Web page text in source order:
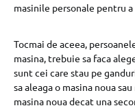
masinile personale pentru
Tocmai de aceea,
masina, trebuie sa faca
sunt cei care stau pe
sa aleaga o masina noua
masina noua decat una